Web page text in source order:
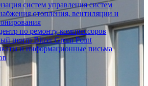
систем управления систем
отопления, вентиляции и
по ремонту компрессоров
центр Bitzer Green Point
и информационные письма